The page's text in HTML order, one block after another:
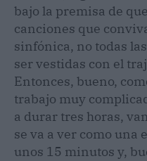
bajo la premisa de
canciones que
sinfónica, no todas
ser vestidas con el
Entonces, bueno,
trabajo muy
a durar tres horas,
se va a ver como una
unos 15 minutos y,